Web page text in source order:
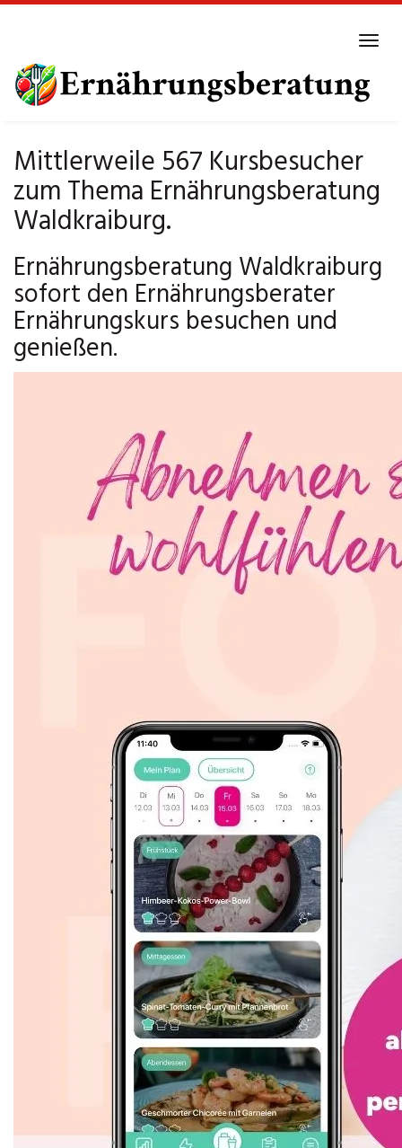
main
content
Mittlerweile 567 Kursbesucher
zum Thema Ernährungsberatung
Waldkraiburg.
Ernährungsberatung Waldkraiburg
sofort den Ernährungsberater
Ernährungskurs besuchen und
genießen.